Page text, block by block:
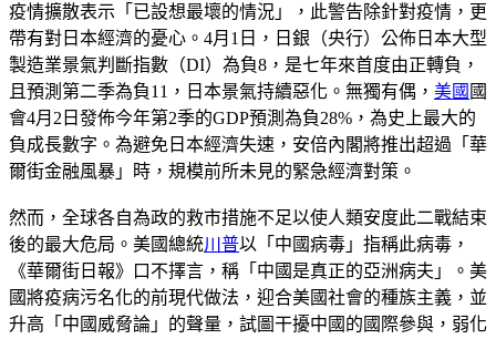
疫情擴散表示「已設想最壞的情況」，此警告除針對疫情，更
帶有對日本經濟的憂心。4月1日，日銀（央行）公佈日本大型
製造業景氣判斷指數（DI）為負8，是七年來首度由正轉負，
且預測第二季為負11，日本景氣持續惡化。無獨有偶， 美國 國
會4月2日發佈今年第2季的GDP預測為負28%，為史上最大的
負成長數字。為避免日本經濟失速，安倍內閣將推出超過「華
爾街金融風暴」時，規模前所未見的緊急經濟對策。
然而，全球各自為政的救市措施不足以使人類安度此二戰結束
後的最大危局。美國總統川普以「中國病毒」指稱此病毒，
《華爾街日報》口不擇言，稱「中國是真正的亞洲病夫」。美
國將疫病污名化的前現代做法，迎合美國社會的種族主義，並
升高「中國威脅論」的聲量，試圖干擾中國的國際參與，弱化